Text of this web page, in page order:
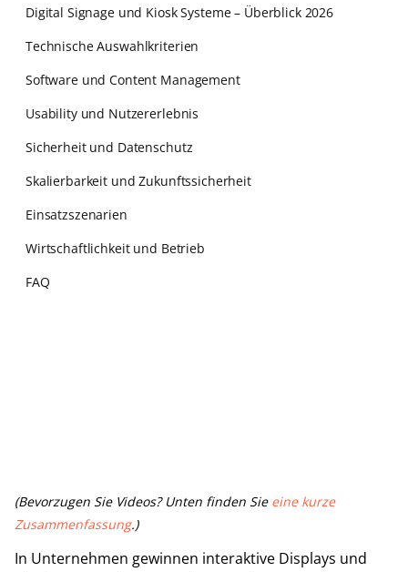
Digital Signage und Kiosk Systeme – Überblick 2026
Technische Auswahlkriterien
Software und Content Management
Usability und Nutzererlebnis
Sicherheit und Datenschutz
Skalierbarkeit und Zukunftssicherheit
Einsatzszenarien
Wirtschaftlichkeit und Betrieb
FAQ
(Bevorzugen Sie Videos? Unten finden Sie eine kurze
Zusammenfassung.)
In Unternehmen gewinnen interaktive Displays und